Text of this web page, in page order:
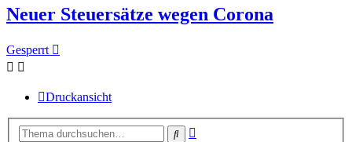
Neuer Steuersätze wegen Corona
Gesperrt
Druckansicht
Suche